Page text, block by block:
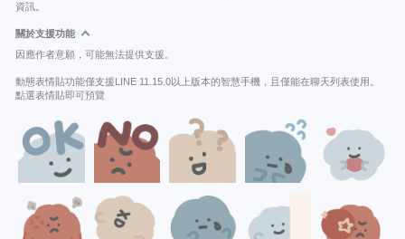
資訊。
關於支援功能
因應作者意願，可能無法提供支援。
動態表情貼功能僅支援LINE 11.15.0以上版本的智慧手機，且僅能在聊天列表使用。
點選表情貼即可預覽